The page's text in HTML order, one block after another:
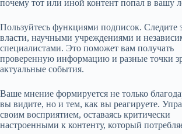
почему тот или иной контент попал в вашу
Пользуйтесь функциями подписок. Следите
власти, научными учреждениями и
специалистами. Это поможет вам получать
проверенную информацию и разные точки
актуальные события.
Ваше мнение формируется не только
вы видите, но и тем, как вы реагируете.
своим восприятием, оставаясь критически
настроенными к контенту, который